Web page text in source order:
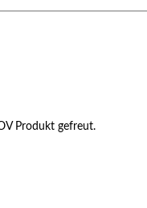
Produkt gefreut.